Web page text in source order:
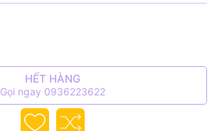
HẾT HÀNG
Gọi ngay 0936223622